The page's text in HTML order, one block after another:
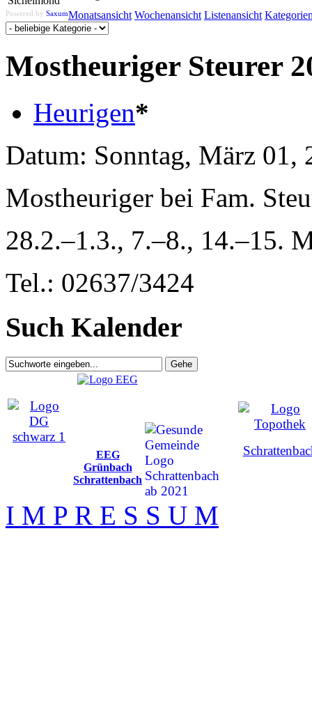
Powered by SaxumMonatsansicht Wochenansicht Listenansicht
Mostheuriger Steurer
Heurigen*
Datum: Sonntag, März 01,
Mostheuriger bei Fam.
28.2.–1.3., 7.–8., 14.–15.
Tel.: 02637/3424
Such Kalender
EEG
Grünbach
Schrattenbach
I M P R E S S U M